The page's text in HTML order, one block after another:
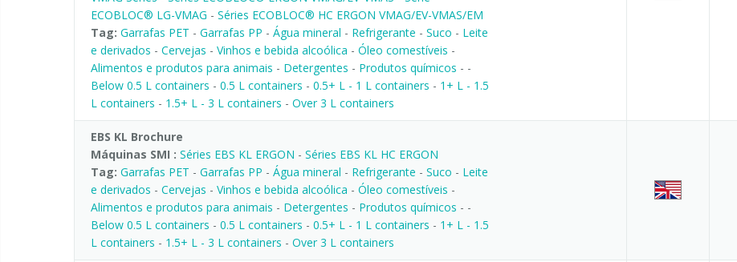
ECOBLOC® LG-VMAG - Séries ECOBLOC® HC ERGON VMAG/EV-VMAS/EM
Tag: Garrafas PET - Garrafas PP - Água mineral - Refrigerante - Suco - Leite
e derivados - Cervejas - Vinhos e bebida alcoólica - Óleo comestíveis -
Alimentos e produtos para animais - Detergentes - Produtos químicos - -
Below 0.5 L containers - 0.5 L containers - 0.5+ L - 1 L containers - 1+ L - 1.5
L containers - 1.5+ L - 3 L containers - Over 3 L containers
EBS KL Brochure
Máquinas SMI : Séries EBS KL ERGON - Séries EBS KL HC ERGON
Tag: Garrafas PET - Garrafas PP - Água mineral - Refrigerante - Suco - Leite
e derivados - Cervejas - Vinhos e bebida alcoólica - Óleo comestíveis -
Alimentos e produtos para animais - Detergentes - Produtos químicos - -
Below 0.5 L containers - 0.5 L containers - 0.5+ L - 1 L containers - 1+ L - 1.5
L containers - 1.5+ L - 3 L containers - Over 3 L containers